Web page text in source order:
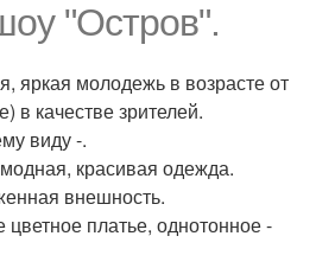
"Остров".
яркая молодежь в возрасте от
в качестве зрителей.
виду -.
красивая одежда.
внешность.
платье, однотонное -